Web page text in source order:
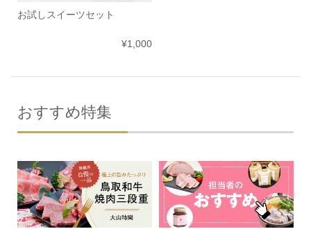
お試しスイーツセット
¥1,000
おすすめ特集